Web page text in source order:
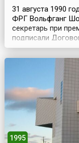
31 августа 1990
ФРГ Вольфганг
секретарь при
подписали
единства между
и Германской
об объединении,
года в Москве
1995